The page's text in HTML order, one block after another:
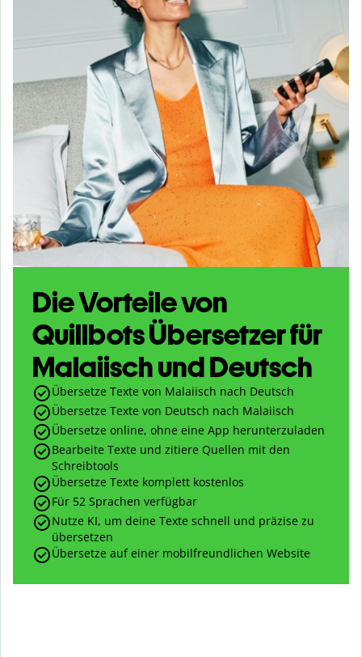
Die Vorteile von
Quillbots Übersetzer für
Malaiisch und Deutsch
Übersetze Texte von Malaiisch nach Deutsch
Übersetze Texte von Deutsch nach Malaiisch
Übersetze online, ohne eine App herunterzuladen
Bearbeite Texte und zitiere Quellen mit den
Schreibtools
Übersetze Texte komplett kostenlos
Für 52 Sprachen verfügbar
Nutze KI, um deine Texte schnell und präzise zu
übersetzen
Übersetze auf einer mobilfreundlichen Website